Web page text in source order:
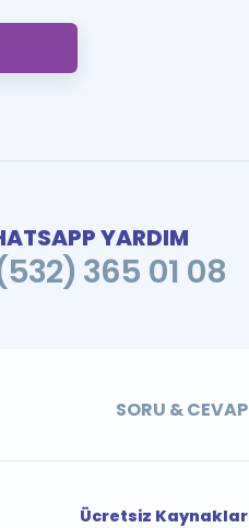
YARDIM
365 01 08
SORU & CEVAP
Ücretsiz Kaynaklar